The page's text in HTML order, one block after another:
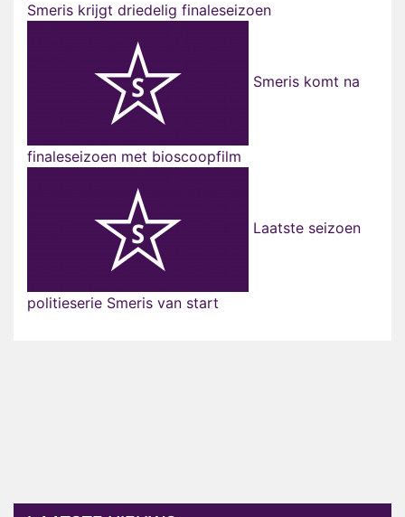
Smeris krijgt driedelig finaleseizoen
Smeris komt na
finaleseizoen met bioscoopfilm
Laatste seizoen
politieserie Smeris van start